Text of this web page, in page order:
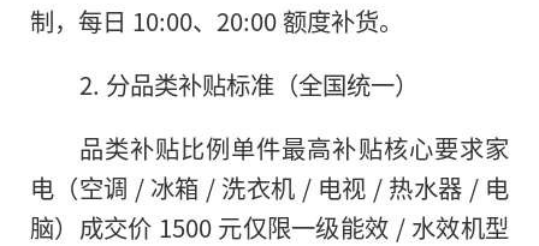
制，每日 10:00、20:00 额度补货。
2. 分品类补贴标准（全国统一）
品类补贴比例单件最高补贴核心要求家
电（空调 / 冰箱 / 洗衣机 / 电视 / 热水器 / 电
脑）成交价 1500 元仅限一级能效 / 水效机型